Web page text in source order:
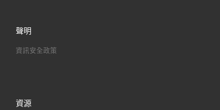
聲明
資訊安全政策
資源